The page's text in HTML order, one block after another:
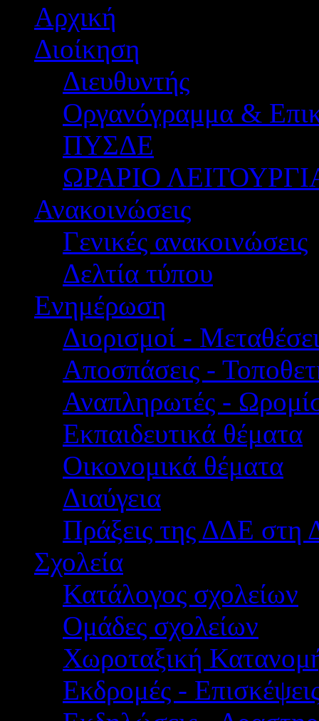
Αρχική
Διοίκηση
Διευθυντής
Οργανόγραμμα &
ΠΥΣΔΕ
ΩΡΑΡΙΟ
Ανακοινώσεις
Γενικές ανακοινώσεις
Δελτία τύπου
Ενημέρωση
Διορισμοί -
Αποσπάσεις -
Αναπληρωτές -
Εκπαιδευτικά θέματα
Οικονομικά θέματα
Διαύγεια
Πράξεις της ΔΔΕ στη
Σχολεία
Κατάλογος σχολείων
Ομάδες σχολείων
Χωροταξική
Εκδρομές -